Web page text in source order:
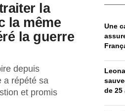
la
la même
la guerre
depuis
a répété sa
et promis
Une
de 25